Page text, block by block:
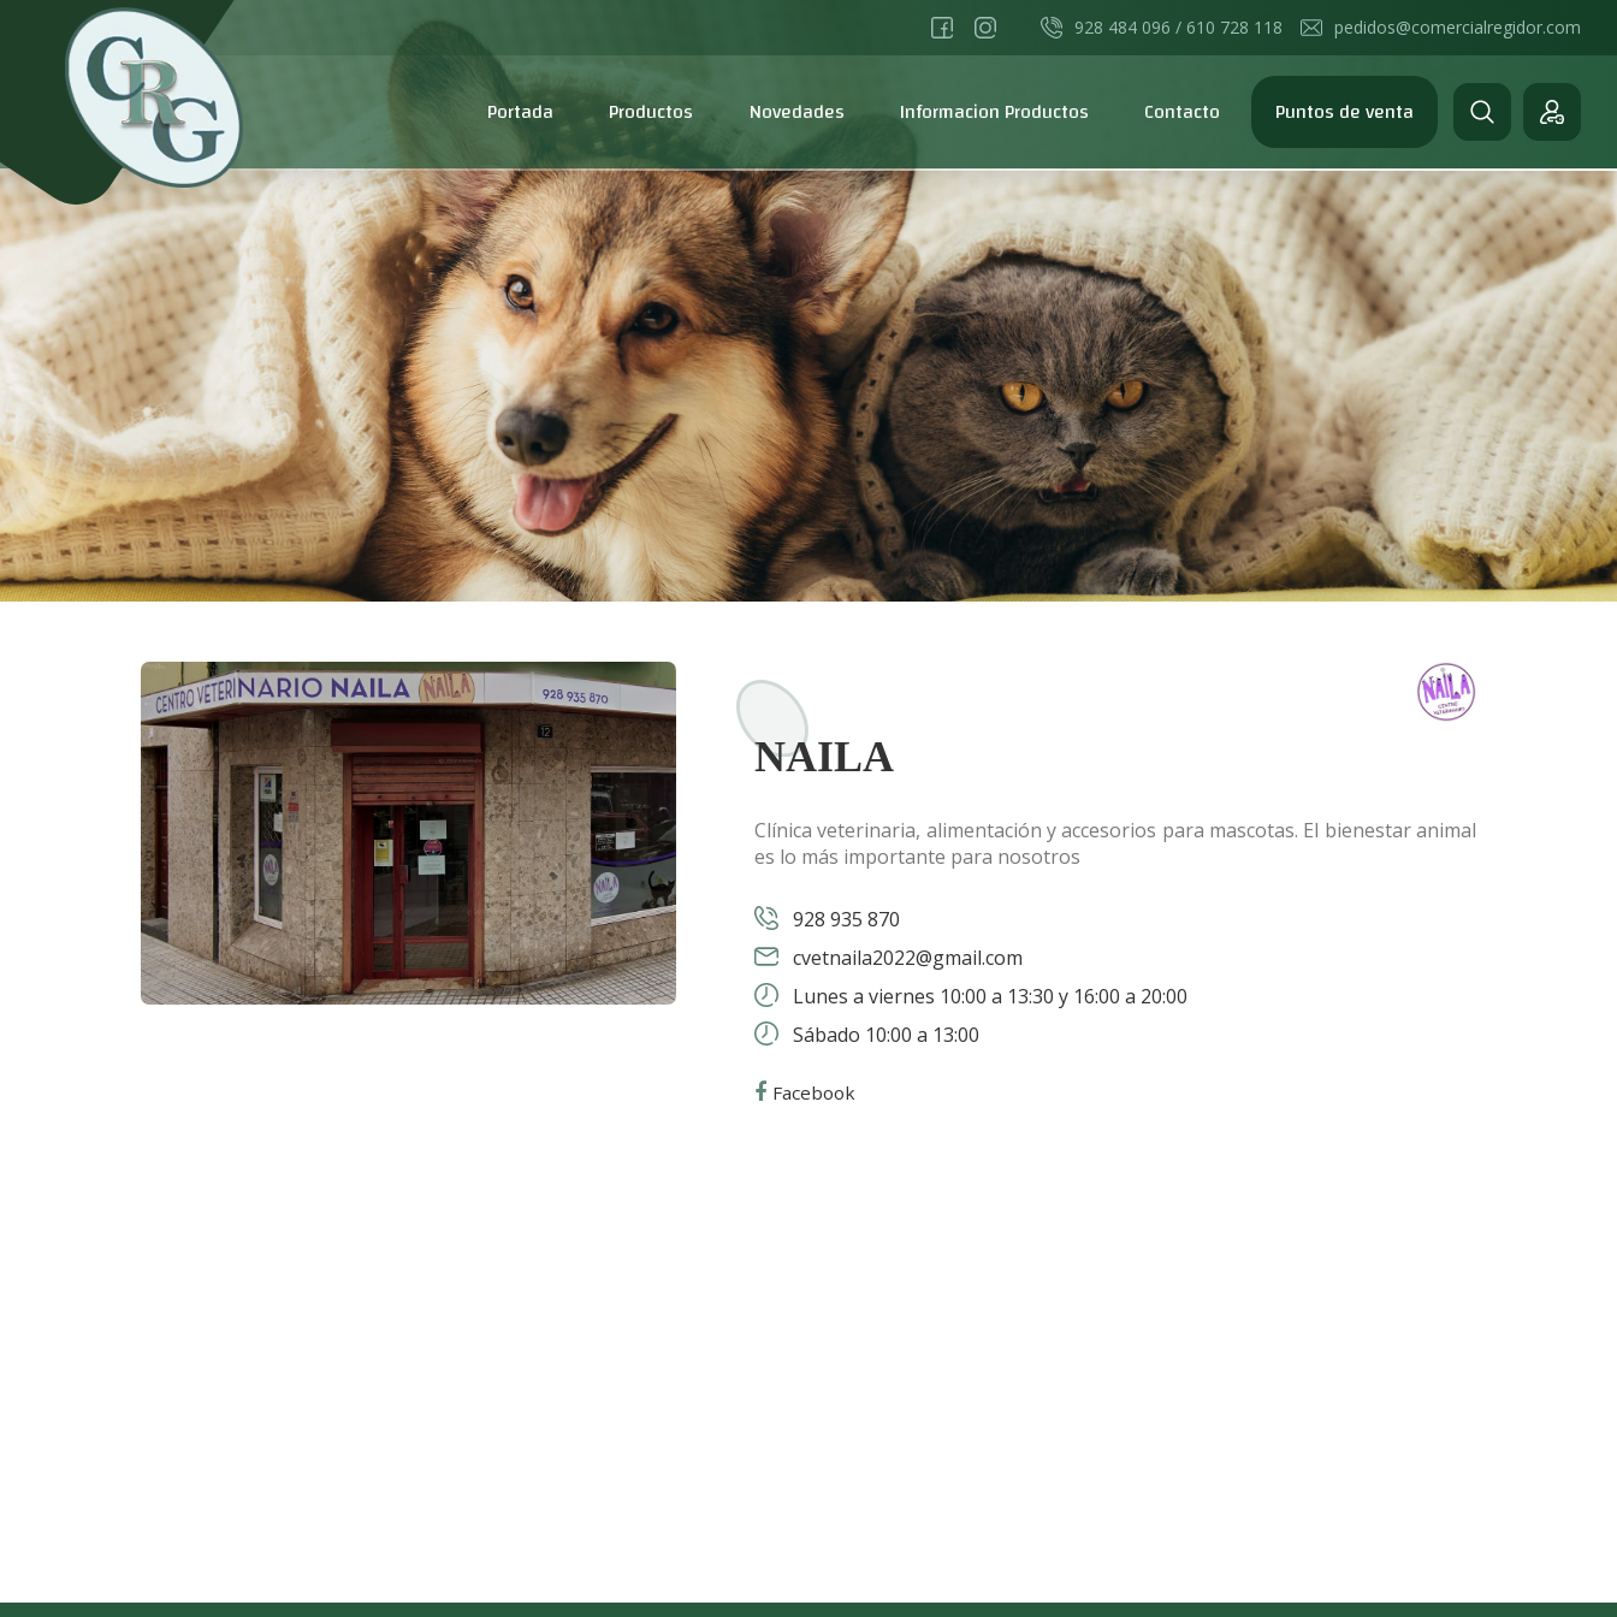
928 484 096 / 610 728 118 pedidos@comercialregidor.com
Portada Productos Novedades Informacion Productos Contacto Puntos de venta
NAILA
Clínica veterinaria, alimentación y accesorios para mascotas. El bienestar animal
es lo más importante para nosotros
928 935 870
cvetnaila2022@gmail.com
Lunes a viernes 10:00 a 13:30 y 16:00 a 20:00
Sábado 10:00 a 13:00
Facebook
INFORMACION PRODUCTOS
PUNTOS DE VENTA